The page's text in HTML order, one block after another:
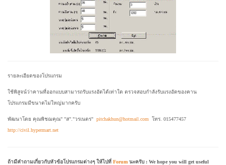
รายละเอียดของโปรแกรม
ใช้พิสูจน์ว่าคานที่ออกแบบสามารถรับแรงอัดได้เท่าใด ตรวจสอบกำลังรับแรงอัดของคาน
โปรแกรมมีขนาดไม่ใหญ่มากครับ
พัฒนาโดย คุณพิชฌคุณ" "ส"."วรเนตร" pitchakhun@hotmail.com โทร. 015477457
http://civil.hypermart.net
ถ้ามีคำถามเกี่ยวกับหัวข้อโปรแกรมต่างๆ ให้ไปที่ Forum นะครับ : We hope you will get useful